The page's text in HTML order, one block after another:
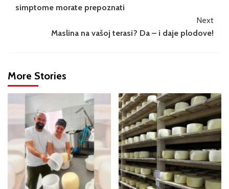
simptome morate prepoznati
Next
Maslina na vašoj terasi? Da – i daje plodove!
More Stories